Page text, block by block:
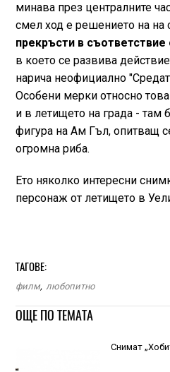
минава през централните
смел ход е решението на на
прекръсти в
в което се развива
нарича неофициално
Особени мерки относно
и в летището на града - там
фигура на Ам Гъл, опитващ
огромна риба.
Ето няколко интересни
персонаж от летището в
ТАГОВЕ:
филм, любопитно
ОЩЕ ПО ТЕМАТА
Снимат